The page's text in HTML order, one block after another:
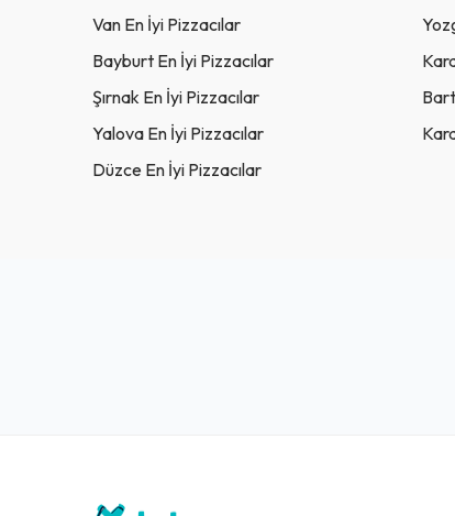
Van En İyi Pizzacılar
Bayburt En İyi Pizzacılar
Şırnak En İyi Pizzacılar
Yalova En İyi Pizzacılar
Düzce En İyi Pizzacılar